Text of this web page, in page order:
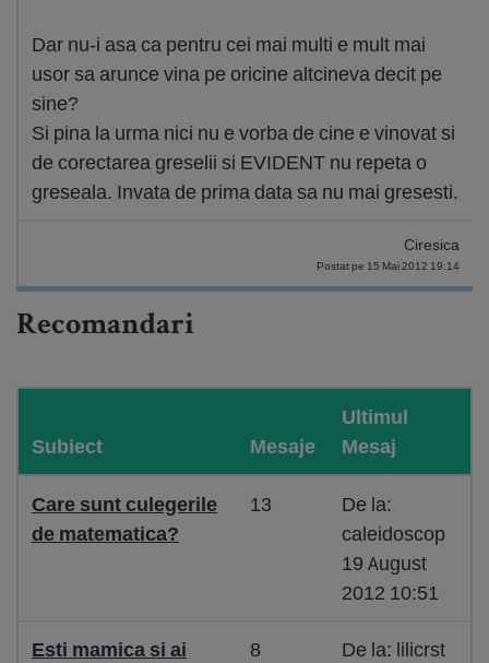
Dar nu-i asa ca pentru cei mai multi e mult mai
usor sa arunce vina pe oricine altcineva decit pe
sine?
Si pina la urma nici nu e vorba de cine e vinovat si
de corectarea greselii si EVIDENT nu repeta o
greseala. Invata de prima data sa nu mai gresesti.
Ciresica
Postat pe 15 Mai 2012 19:14
Recomandari
Subiect Mesaje
Ultimul
Mesaj
Care sunt culegerile
de matematica?
13
De la:
caleidoscop
19 August
2012 10:51
Esti mamica si ai
8
De la: lilicrst